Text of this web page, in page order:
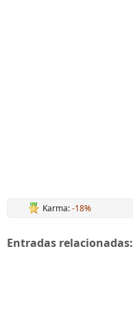
Karma:-18%
Entradas relacionadas: